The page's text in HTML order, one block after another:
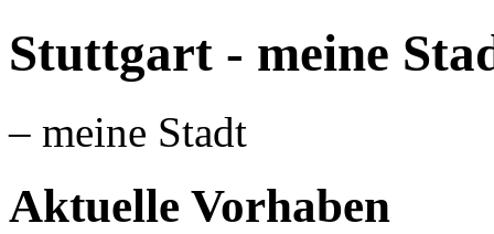
Stuttgart - meine
– meine Stadt
Aktuelle Vorhaben